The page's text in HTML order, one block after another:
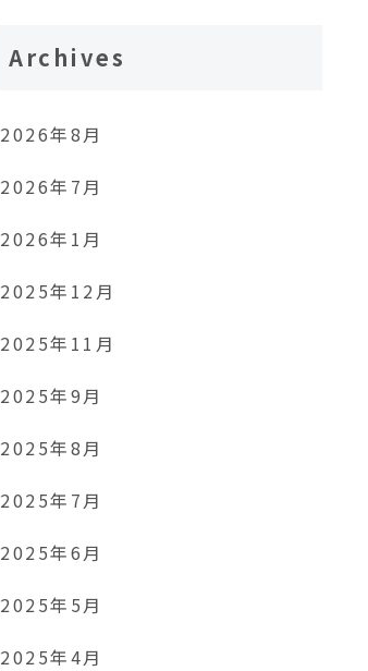
Archives
2026年8月
2026年7月
2026年1月
2025年12月
2025年11月
2025年9月
2025年8月
2025年7月
2025年6月
2025年5月
2025年4月